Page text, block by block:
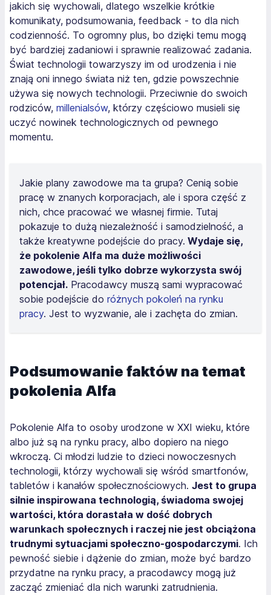
jakich się wychowali, dlatego wszelkie krótkie
komunikaty, podsumowania, feedback - to dla nich
codzienność. To ogromny plus, bo dzięki temu mogą
być bardziej zadaniowi i sprawnie realizować zadania.
Świat technologii towarzyszy im od urodzenia i nie
znają oni innego świata niż ten, gdzie powszechnie
używa się nowych technologii. Przeciwnie do swoich
rodziców, millenialsów, którzy częściowo musieli się
uczyć nowinek technologicznych od pewnego
momentu.
Jakie plany zawodowe ma ta grupa? Cenią sobie
pracę w znanych korporacjach, ale i spora część z
nich, chce pracować we własnej firmie. Tutaj
pokazuje to dużą niezależność i samodzielność, a
także kreatywne podejście do pracy. Wydaje się,
że pokolenie Alfa ma duże możliwości
zawodowe, jeśli tylko dobrze wykorzysta swój
potencjał. Pracodawcy muszą sami wypracować
sobie podejście do różnych pokoleń na rynku
pracy. Jest to wyzwanie, ale i zachęta do zmian.
Podsumowanie faktów na temat
pokolenia Alfa
Pokolenie Alfa to osoby urodzone w XXI wieku, które
albo już są na rynku pracy, albo dopiero na niego
wkroczą. Ci młodzi ludzie to dzieci nowoczesnych
technologii, którzy wychowali się wśród smartfonów,
tabletów i kanałów społecznościowych. Jest to grupa
silnie inspirowana technologią, świadoma swojej
wartości, która dorastała w dość dobrych
warunkach społecznych i raczej nie jest obciążona
trudnymi sytuacjami społeczno-gospodarczymi. Ich
pewność siebie i dążenie do zmian, może być bardzo
przydatne na rynku pracy, a pracodawcy mogą już
zacząć zmieniać dla nich warunki zatrudnienia.